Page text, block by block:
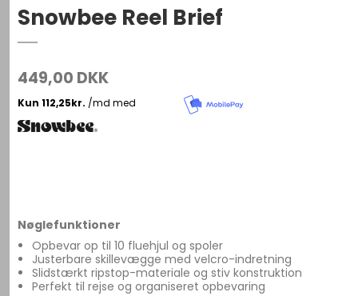
Snowbee Reel Brief
449,00 DKK
Nøglefunktioner
Opbevar op til 10 fluehjul og spoler
Justerbare skillevægge med velcro-indretning
Slidstærkt ripstop-materiale og stiv konstruktion
Perfekt til rejse og organiseret opbevaring